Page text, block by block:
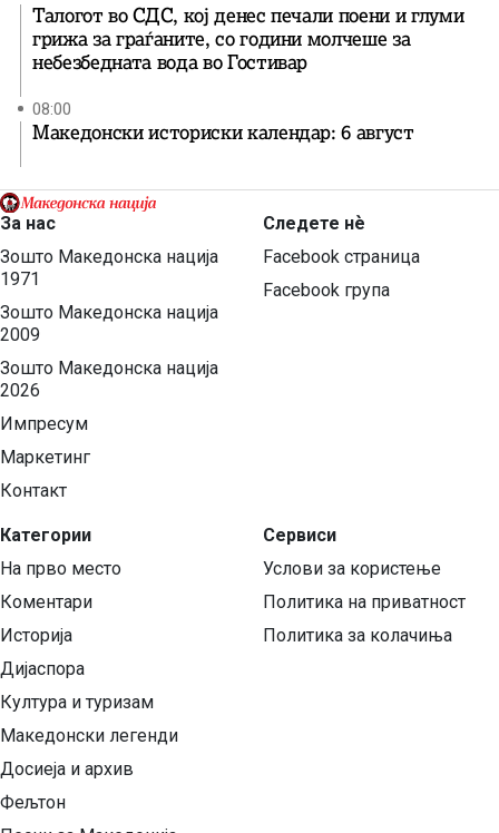
Талогот во СДС, кој денес печали поени и глуми
грижа за граѓаните, со години молчеше за
небезбедната вода во Гостивар
08:00
Македонски историски календар: 6 август
За нас
Зошто Македонска нација
1971
Зошто Македонска нација
2009
Зошто Македонска нација
2026
Импресум
Маркетинг
Контакт
Категории
На прво место
Коментари
Историја
Дијаспора
Култура и туризам
Македонски легенди
Досиеја и архив
Фељтон
Следете нѐ
Facebook страница
Facebook група
Сервиси
Услови за користење
Политика на приватност
Политика за колачиња